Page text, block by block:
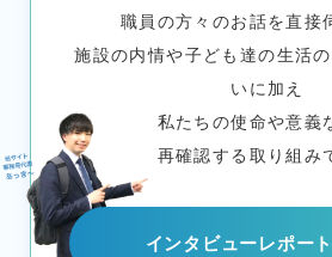
職員の方々のお話を直接
施設の内情や子ども達の生活
いに加え
私たちの使命や意義
再確認する取り組み
インタビューレポー